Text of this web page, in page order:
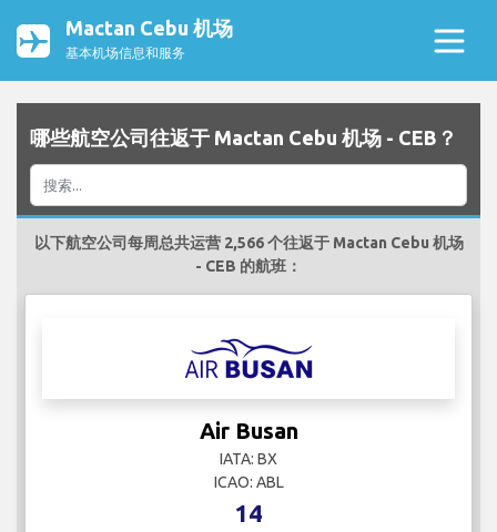
Mactan Cebu 机场
基本机场信息和服务
哪些航空公司往返于 Mactan Cebu 机场 - CEB？
以下航空公司每周总共运营 2,566 个往返于 Mactan Cebu 机场
- CEB 的航班：
Air Busan
IATA: BX
ICAO: ABL
14